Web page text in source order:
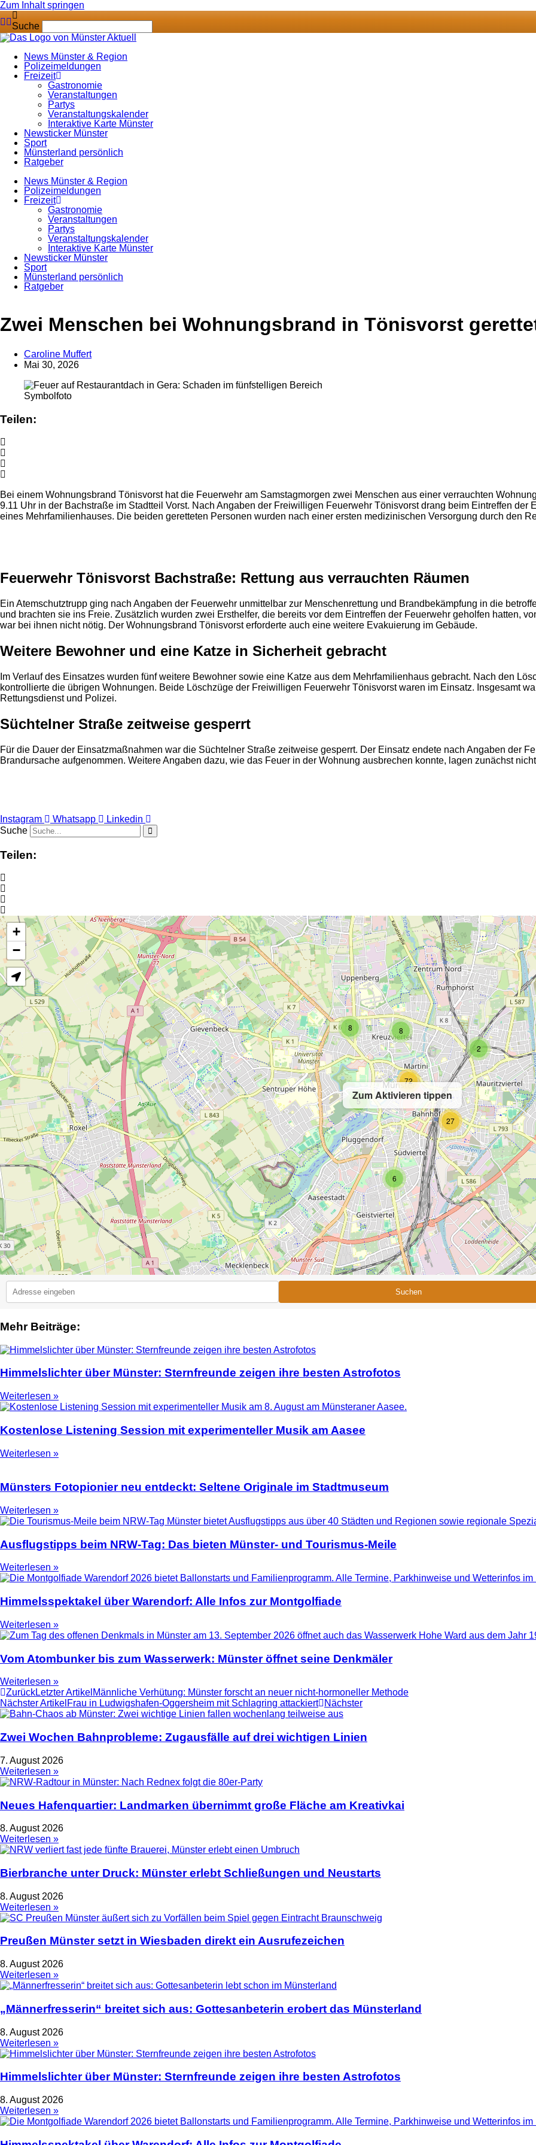
Zum Inhalt springen
Suche
News Münster & Region
Polizeimeldungen
Freizeit
Gastronomie
Veranstaltungen
Partys
Veranstaltungskalender
Interaktive Karte Münster
Newsticker Münster
Sport
Münsterland persönlich
Ratgeber
News Münster & Region
Polizeimeldungen
Freizeit
Gastronomie
Veranstaltungen
Partys
Veranstaltungskalender
Interaktive Karte Münster
Newsticker Münster
Sport
Münsterland persönlich
Ratgeber
Anzeige
Zwei Menschen bei Wohnungsbrand in Tönisvorst
Caroline Muffert
Mai 30, 2026
Symbolfoto
Teilen:
Bei einem Wohnungsbrand Tönisvorst hat die Feuerwehr am Samstagmorgen zwei Menschen aus einer verrauchten
9.11 Uhr in der Bachstraße im Stadtteil Vorst. Nach Angaben der Freiwilligen Feuerwehr Tönisvorst drang beim Eintreffen
eines Mehrfamilienhauses. Die beiden geretteten Personen wurden nach einer ersten medizinischen Versorgung durch den
Feuerwehr Tönisvorst Bachstraße: Rettung aus verrauchten Räumen
Ein Atemschutztrupp ging nach Angaben der Feuerwehr unmittelbar zur Menschenrettung und Brandbekämpfung in die
und brachten sie ins Freie. Zusätzlich wurden zwei Ersthelfer, die bereits vor dem Eintreffen der Feuerwehr geholfen hatten,
war bei ihnen nicht nötig. Der Wohnungsbrand Tönisvorst erforderte auch eine weitere Evakuierung im Gebäude.
Weitere Bewohner und eine Katze in Sicherheit gebracht
Im Verlauf des Einsatzes wurden fünf weitere Bewohner sowie eine Katze aus dem Mehrfamilienhaus gebracht. Nach den
kontrollierte die übrigen Wohnungen. Beide Löschzüge der Freiwilligen Feuerwehr Tönisvorst waren im Einsatz. Insgesamt
Rettungsdienst und Polizei.
Süchtelner Straße zeitweise gesperrt
Für die Dauer der Einsatzmaßnahmen war die Süchtelner Straße zeitweise gesperrt. Der Einsatz endete nach Angaben der
Brandursache aufgenommen. Weitere Angaben dazu, wie das Feuer in der Wohnung ausbrechen konnte, lagen zunächst
Instagram Whatsapp
Linkedin
Suche
Teilen:
Zum Aktivieren tippen
2
8
6
8
27
5
72
+
−
Suchen
Mehr Beiträge:
Himmelslichter über Münster: Sternfreunde zeigen ihre besten Astrofotos
Weiterlesen »
Kostenlose Listening Session mit experimenteller Musik am Aasee
Weiterlesen »
Münsters Fotopionier neu entdeckt: Seltene Originale im Stadtmuseum
Weiterlesen »
Ausflugstipps beim NRW-Tag: Das bieten Münster- und Tourismus-Meile
Weiterlesen »
Himmelsspektakel über Warendorf: Alle Infos zur Montgolfiade
Weiterlesen »
Vom Atombunker bis zum Wasserwerk: Münster öffnet seine Denkmäler
Weiterlesen »
ZurückLetzter Artikel Männliche Verhütung: Münster forscht an neuer nicht-hormoneller Methode
Nächster Artikel Frau in Ludwigshafen-Oggersheim mit Schlagring attackiert Nächster
Zwei Wochen Bahnprobleme: Zugausfälle auf drei wichtigen Linien
7. August 2026
Weiterlesen »
Neues Hafenquartier: Landmarken übernimmt große Fläche am Kreativkai
8. August 2026
Weiterlesen »
Bierbranche unter Druck: Münster erlebt Schließungen und Neustarts
8. August 2026
Weiterlesen »
Preußen Münster setzt in Wiesbaden direkt ein Ausrufezeichen
8. August 2026
Weiterlesen »
„Männerfresserin“ breitet sich aus: Gottesanbeterin erobert das Münsterland
8. August 2026
Weiterlesen »
Himmelslichter über Münster: Sternfreunde zeigen ihre besten Astrofotos
8. August 2026
Weiterlesen »